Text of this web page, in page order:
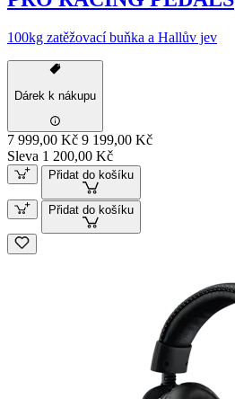
100kg zatěžovací buňka a Hallův jev
Dárek k nákupu
7 999,00 Kč 9 199,00 Kč
Sleva 1 200,00 Kč
Přidat do košíku
Přidat do košíku